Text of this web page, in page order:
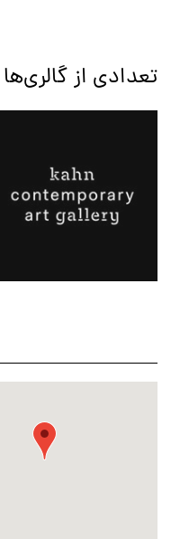
تعدادی از گالری‌ها